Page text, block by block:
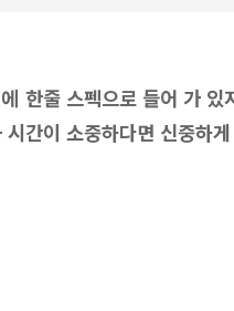
한줄 스펙으로 들어 가 있
간이 소중하다면 신중하